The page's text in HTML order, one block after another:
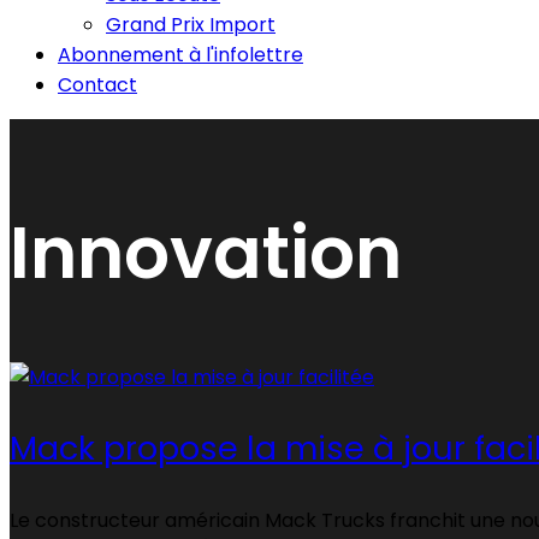
Grand Prix Import
Abonnement à l'infolettre
Contact
Innovation
Mack propose la mise à jour
Le constructeur américain Mack Trucks franchit une